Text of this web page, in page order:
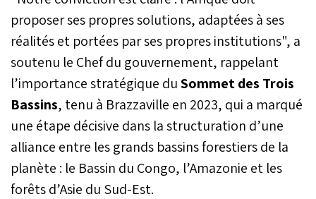
proposer ses propres solutions, adaptées à ses
réalités et portées par ses propres institutions", a
soutenu le Chef du gouvernement, rappelant
l’importance stratégique duSommet des Trois
Bassins, tenu à Brazzaville en 2023, qui a marqué
une étape décisive dans la structuration d’une
alliance entre les grands bassins forestiers de la
planète : le Bassin du Congo, l’Amazonie et les
forêts d’Asie du Sud-Est.